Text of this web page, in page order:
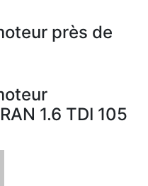
près de
1.6 TDI 105